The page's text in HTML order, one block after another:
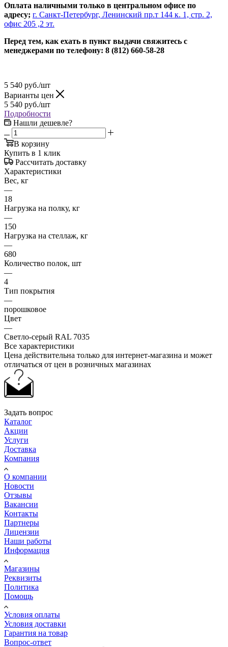
Оплата наличными только в центральном офисе по
адресу; г. Санкт-Петербург, Ленинский пр.т 144 к. 1, стр. 2,
офис 205 ,2 эт.
Перед тем, как ехать в пункт выдачи свяжитесь с
менеджерами по телефону: 8 (812) 660-58-28
5 540 руб./шт
Варианты цен
5 540 руб./шт
Подробности
Нашли дешевле?
В корзину
Купить в 1 клик
Рассчитать доставку
Характеристики
Вес, кг
—
18
Нагрузка на полку, кг
—
150
Нагрузка на стеллаж, кг
—
680
Количество полок, шт
—
4
Тип покрытия
—
порошковое
Цвет
—
Светло-серый RAL 7035
Все характеристики
Цена действительна только для интернет-магазина и может
отличаться от цен в розничных магазинах
Задать вопрос
Каталог
Акции
Услуги
Доставка
Компания
О компании
Новости
Отзывы
Вакансии
Контакты
Партнеры
Лицензии
Наши работы
Информация
Магазины
Реквизиты
Политика
Помощь
Условия оплаты
Условия доставки
Гарантия на товар
Вопрос-ответ